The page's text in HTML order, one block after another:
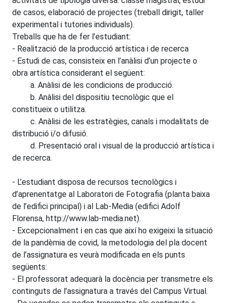
de casos, elaboració de projectes (treball dirigit, taller
experimental i tutories individuals).
Treballs que ha de fer l’estudiant:
- Realització de la producció artística i de recerca
- Estudi de cas, consisteix en l’anàlisi d’un projecte o
obra artística considerant el següent:​
a. Anàlisi de les condicions de producció.
b. Anàlisi del dispositiu tecnològic que el
constitueix o utilitza.
c. Anàlisi de les estratègies, canals i modalitats de
distribució i/o difusió.
d. Presentació oral i visual de la producció artística i
de recerca.
- L’estudiant disposa de recursos tecnològics i
d’aprenentatge al Laboratori de Fotografia (planta baixa
de l’edifici principal) i al Lab-Media (edifici Adolf
Florensa, http://www.lab-media.net).
- Excepcionalment i en cas que així ho exigeixi la situació
de la pandèmia de covid, la metodologia del pla docent
de l’assignatura es veurà modificada en els punts
següents:
- El professorat adequarà la docència per transmetre els
continguts de l’assignatura a través del Campus Virtual.